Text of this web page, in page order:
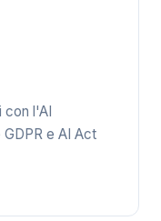
con l'AI
e AI Act